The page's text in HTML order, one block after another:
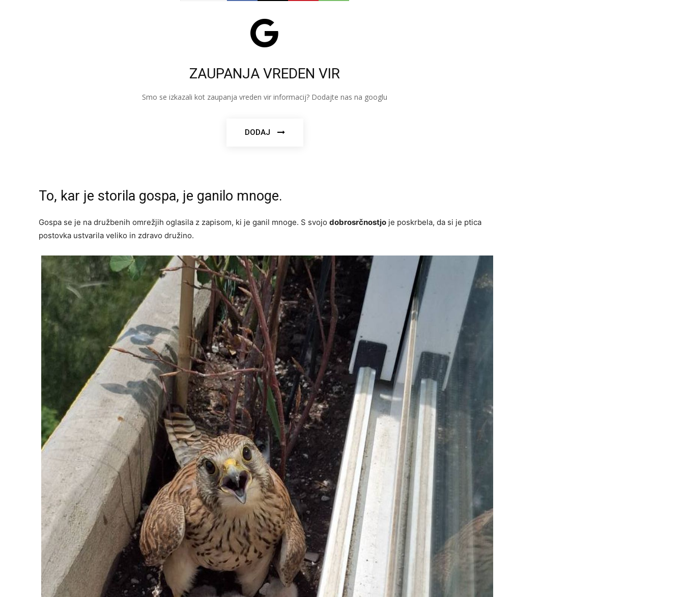
ZAUPANJA VREDEN VIR
Smo se izkazali kot zaupanja vreden vir informacij? Dodajte nas na googlu
DODAJ
To, kar je storila gospa, je ganilo mnoge.
Gospa se je na družbenih omrežjih oglasila z zapisom, ki je ganil mnoge. S svojo dobrosrčnostjo je poskrbela, da si je ptica
postovka ustvarila veliko in zdravo družino.